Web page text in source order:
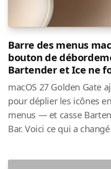
Barre des menus
bouton de
Bartender et Ice ne
macOS 27 Golden Gate
pour déplier les icônes
menus — et casse
Bar. Voici ce qui a